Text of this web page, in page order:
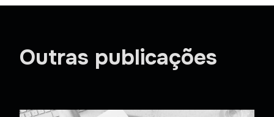
Outras publicações